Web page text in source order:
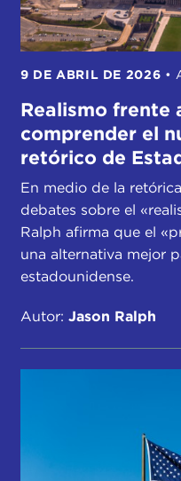
9 DE ABRIL DE 2026 •
Realismo frente
comprender el
retórico de
En medio de la
debates sobre el
Ralph afirma que el
una alternativa mejor
estadounidense.
Autor: Jason Ralph